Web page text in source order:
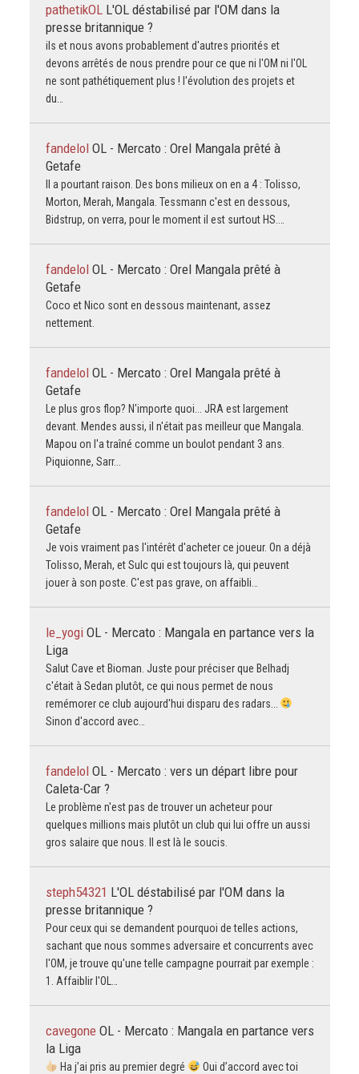
pathetikOL L'OL déstabilisé par l'OM dans la
presse britannique ?
ils et nous avons probablement d'autres priorités et
devons arrêtés de nous prendre pour ce que ni l'OM ni l'OL
ne sont pathétiquement plus ! l'évolution des projets et
du…
fandelol OL - Mercato : Orel Mangala prêté à
Getafe
Il a pourtant raison. Des bons milieux on en a 4 : Tolisso,
Morton, Merah, Mangala. Tessmann c'est en dessous,
Bidstrup, on verra, pour le moment il est surtout HS.…
fandelol OL - Mercato : Orel Mangala prêté à
Getafe
Coco et Nico sont en dessous maintenant, assez
nettement.
fandelol OL - Mercato : Orel Mangala prêté à
Getafe
Le plus gros flop? N'importe quoi... JRA est largement
devant. Mendes aussi, il n'était pas meilleur que Mangala.
Mapou on l'a traîné comme un boulot pendant 3 ans.
Piquionne, Sarr...
fandelol OL - Mercato : Orel Mangala prêté à
Getafe
Je vois vraiment pas l'intérêt d'acheter ce joueur. On a déjà
Tolisso, Merah, et Sulc qui est toujours là, qui peuvent
jouer à son poste. C'est pas grave, on affaibli…
le_yogi OL - Mercato : Mangala en partance vers la
Liga
Salut Cave et Bioman. Juste pour préciser que Belhadj
c'était à Sedan plutôt, ce qui nous permet de nous
remémorer ce club aujourd'hui disparu des radars...
Sinon d'accord avec…
fandelol OL - Mercato : vers un départ libre pour
Caleta-Car ?
Le problème n'est pas de trouver un acheteur pour
quelques millions mais plutôt un club qui lui offre un aussi
gros salaire que nous. Il est là le soucis.
steph54321 L'OL déstabilisé par l'OM dans la
presse britannique ?
Pour ceux qui se demandent pourquoi de telles actions,
sachant que nous sommes adversaire et concurrents avec
l'OM, je trouve qu'une telle campagne pourrait par exemple :
1. Affaiblir l'OL…
cavegone OL - Mercato : Mangala en partance vers
la Liga
Ha j’ai pris au premier degré
Oui d’accord avec toi